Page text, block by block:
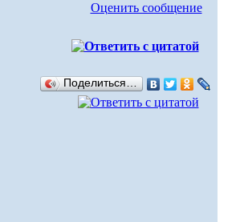
Оценить сообщение
Поделиться…